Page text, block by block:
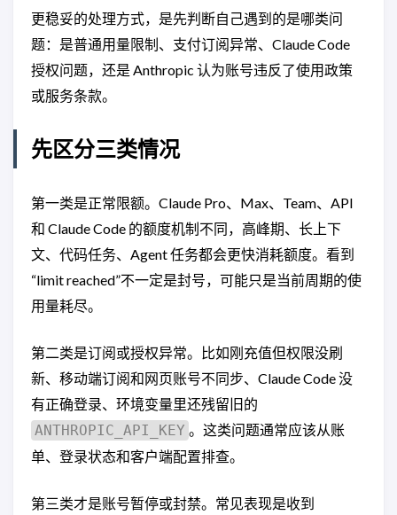
更稳妥的处理方式，是先判断自己遇到的是哪类问
题：是普通用量限制、支付订阅异常、Claude Code
授权问题，还是 Anthropic 认为账号违反了使用政策
或服务条款。
先区分三类情况
第一类是正常限额。Claude Pro、Max、Team、API
和 Claude Code 的额度机制不同，高峰期、长上下
文、代码任务、Agent 任务都会更快消耗额度。看到
“limit reached”不一定是封号，可能只是当前周期的使
用量耗尽。
第二类是订阅或授权异常。比如刚充值但权限没刷
新、移动端订阅和网页账号不同步、Claude Code 没
有正确登录、环境变量里还残留旧的
ANTHROPIC_API_KEY 。这类问题通常应该从账
单、登录状态和客户端配置排查。
第三类才是账号暂停或封禁。常见表现是收到